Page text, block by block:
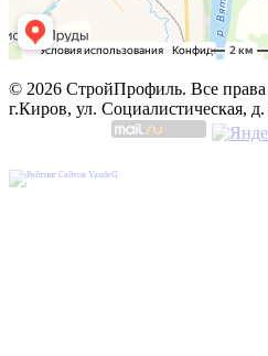
© 2026 СтройПрофиль. Все
г.Киров, ул. Социалистическая,